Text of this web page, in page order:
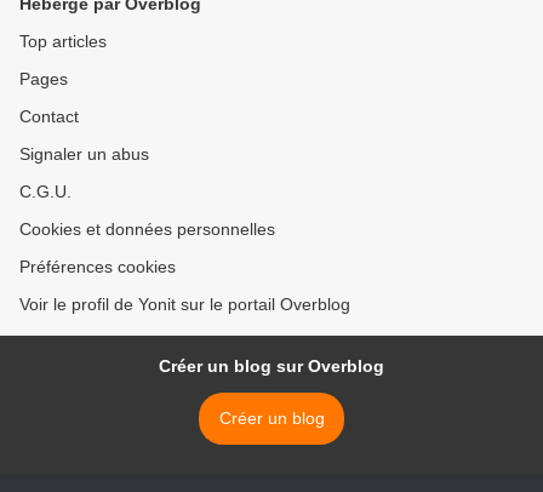
Top articles
Pages
Contact
Signaler un abus
C.G.U.
Cookies et données personnelles
Préférences cookies
Voir le profil de Yonit sur le portail Overblog
Créer un blog sur Overblog
Créer un blog